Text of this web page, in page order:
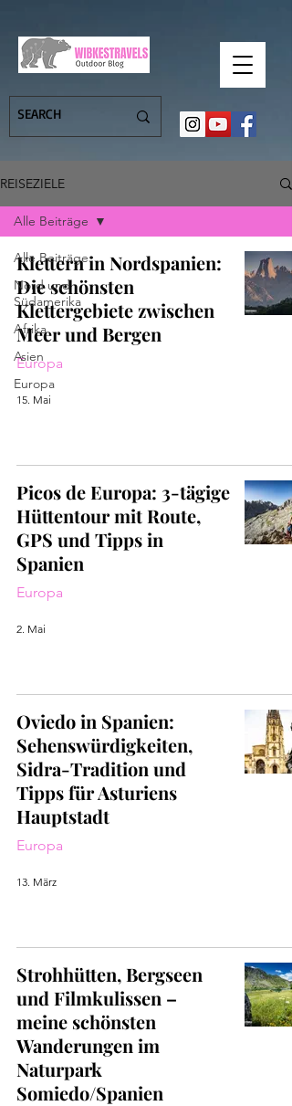
REISEZIELE
Alle Beiträge
Nord und
Südamerika
Afrika
Asien
Europa
Alle Beiträge
Klettern in Nordspanien:
Die schönsten
Klettergebiete zwischen
Meer und Bergen
Europa
15. Mai
Picos de Europa: 3-tägige
Hüttentour mit Route,
GPS und Tipps in
Spanien
Europa
2. Mai
Oviedo in Spanien:
Sehenswürdigkeiten,
Sidra-Tradition und
Tipps für Asturiens
Hauptstadt
Europa
13. März
Strohhütten, Bergseen
und Filmkulissen –
meine schönsten
Wanderungen im
Naturpark
Somiedo/Spanien